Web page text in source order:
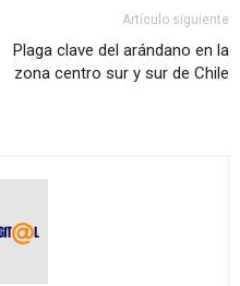
Artículo siguiente
Plaga clave del arándano en la
zona centro sur y sur de Chile